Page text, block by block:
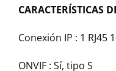
CARACTERÍSTICAS
Conexión IP : 1 RJ45
ONVIF : Sí, tipo S